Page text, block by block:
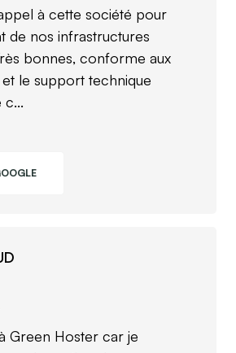
à cette société pour
de nos infrastructures
bonnes, conforme aux
le support technique
c...
Green Hoster car je